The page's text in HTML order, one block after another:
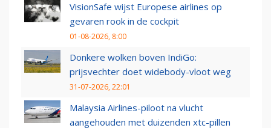
VisionSafe wijst Europese airlines op
gevaren rook in de cockpit
01-08-2026, 8:00
Donkere wolken boven IndiGo:
prijsvechter doet widebody-vloot weg
31-07-2026, 22:01
Malaysia Airlines-piloot na vlucht
aangehouden met duizenden xtc-pillen